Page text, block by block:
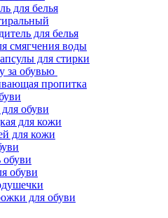
для белья
для белья
смягчения воды
для стирки
за обувью
пропитка
обуви
для кожи
для кожи
обуви
обуви
для обуви